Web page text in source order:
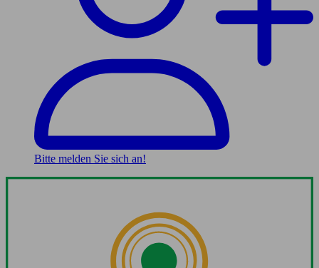
Bitte melden Sie sich an!